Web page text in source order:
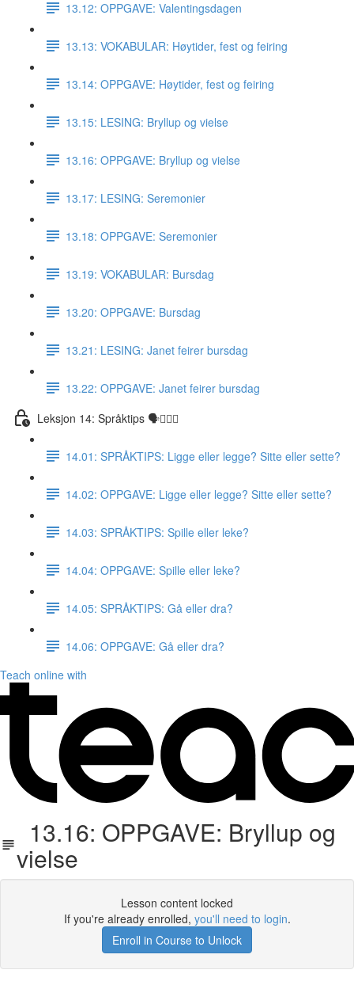
13.12: OPPGAVE: Valentingsdagen
13.13: VOKABULAR: Høytider, fest og feiring
13.14: OPPGAVE: Høytider, fest og feiring
13.15: LESING: Bryllup og vielse
13.16: OPPGAVE: Bryllup og vielse
13.17: LESING: Seremonier
13.18: OPPGAVE: Seremonier
13.19: VOKABULAR: Bursdag
13.20: OPPGAVE: Bursdag
13.21: LESING: Janet feirer bursdag
13.22: OPPGAVE: Janet feirer bursdag
Leksjon 14: Språktips 🗣☝🏼✅
14.01: SPRÅKTIPS: Ligge eller legge? Sitte eller sette?
14.02: OPPGAVE: Ligge eller legge? Sitte eller sette?
14.03: SPRÅKTIPS: Spille eller leke?
14.04: OPPGAVE: Spille eller leke?
14.05: SPRÅKTIPS: Gå eller dra?
14.06: OPPGAVE: Gå eller dra?
Teach online with
13.16: OPPGAVE: Bryllup og
vielse
Lesson content locked
If you're already enrolled, you'll need to login.
Enroll in Course to Unlock